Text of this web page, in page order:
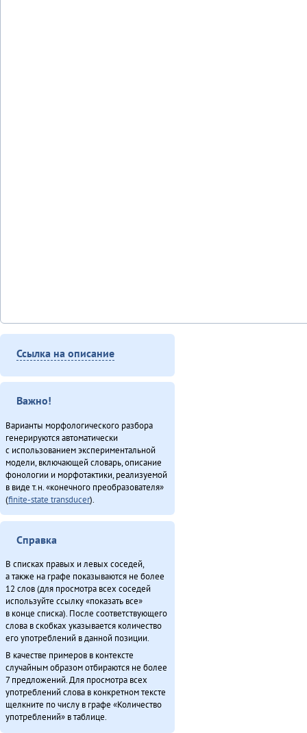
Ссылка на описание
Важно!
Варианты морфологического разбора
генерируются автоматически
с использованием экспериментальной
модели, включающей словарь, описание
фонологии и морфотактики, реализуемой
в виде т.н. «конечного преобразователя»
(finite-state transducer).
Справка
В списках правых и левых соседей,
а также на графе показываются не более
12 слов (для просмотра всех соседей
используйте ссылку «показать все»
в конце списка). После соответствующего
слова в скобках указывается количество
его употреблений в данной позиции.
В качестве примеров в контексте
случайным образом отбираются не более
7 предложений. Для просмотра всех
употреблений слова в конкретном тексте
щелкните по числу в графе «Количество
употреблений» в таблице.